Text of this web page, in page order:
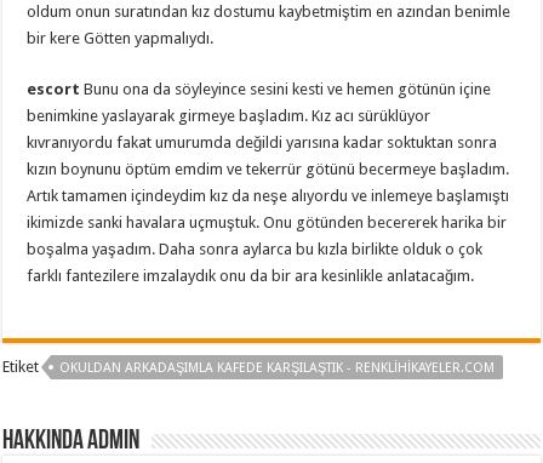
oldum onun suratından kız dostumu kaybetmiştim en azından benimle
bir kere Götten yapmalıydı.
escortBunu ona da söyleyince sesini kesti ve hemen götünün içine
benimkine yaslayarak girmeye başladım. Kız acı sürüklüyor
kıvranıyordu fakat umurumda değildi yarısına kadar soktuktan sonra
kızın boynunu öptüm emdim ve tekerrür götünü becermeye başladım.
Artık tamamen içindeydim kız da neşe alıyordu ve inlemeye başlamıştı
ikimizde sanki havalara uçmuştuk. Onu götünden becererek harika bir
boşalma yaşadım. Daha sonra aylarca bu kızla birlikte olduk o çok
farklı fantezilere imzalaydık onu da bir ara kesinlikle anlatacağım.
Etiket OKULDAN ARKADAŞIMLA KAFEDE KARŞILAŞTIK - RENKLIHIKAYELER.COM
Hakkında admin